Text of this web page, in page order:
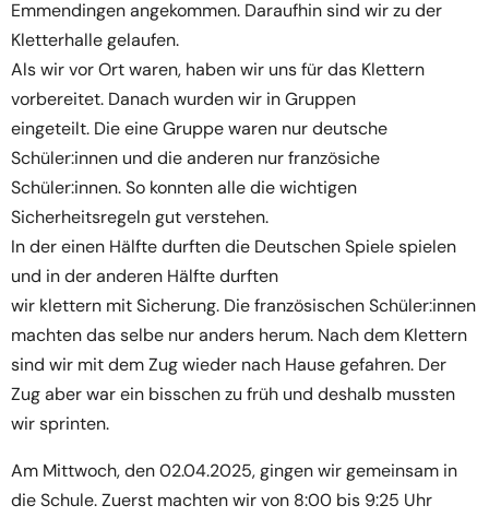
Emmendingen angekommen. Daraufhin sind wir zu der
Kletterhalle gelaufen.
Als wir vor Ort waren, haben wir uns für das Klettern
vorbereitet. Danach wurden wir in Gruppen
eingeteilt. Die eine Gruppe waren nur deutsche
Schüler:innen und die anderen nur französiche
Schüler:innen. So konnten alle die wichtigen
Sicherheitsregeln gut verstehen.
In der einen Hälfte durften die Deutschen Spiele spielen
und in der anderen Hälfte durften
wir klettern mit Sicherung. Die französischen Schüler:innen
machten das selbe nur anders herum. Nach dem Klettern
sind wir mit dem Zug wieder nach Hause gefahren. Der
Zug aber war ein bisschen zu früh und deshalb mussten
wir sprinten.
Am Mittwoch, den 02.04.2025, gingen wir gemeinsam in
die Schule. Zuerst machten wir von 8:00 bis 9:25 Uhr